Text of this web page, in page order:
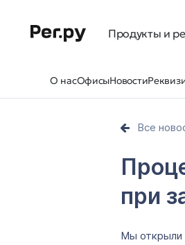
Продукты и
О насОфисыНовости
Все
при
Мы открыли